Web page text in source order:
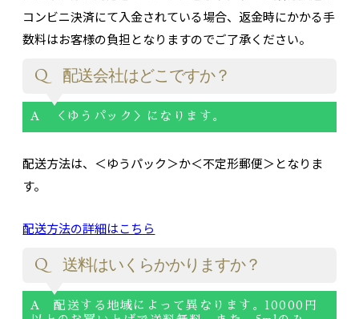
コンビニ決済にて入金されている場合、返金時にかかる手
数料はお客様の負担となりますのでご了承ください。
Q 配送会社はどこですか？
A ＜ゆうパック＞になります。
配送方法は、＜ゆうパック＞か＜不定形郵便＞となりま
す。
配送方法の詳細はこちら
Q 送料はいくらかかりますか？
A 配送する地域によって異なります。10000円